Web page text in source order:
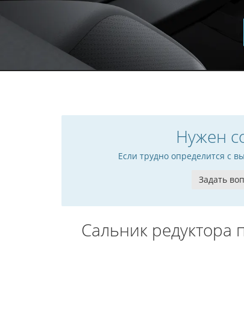
Нужен
Если трудно определится с
Задать
Сальник редуктора